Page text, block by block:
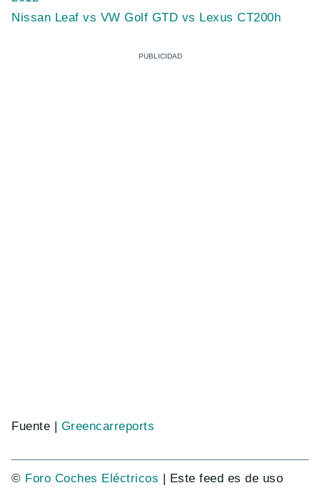
Nissan Leaf vs VW Golf GTD vs Lexus CT200h
Fuente | Greencarreports
© Foro Coches Eléctricos | Este feed es de uso